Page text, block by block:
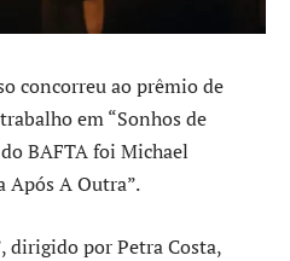
concorreu ao prêmio de
em “Sonhos de
BAFTA foi Michael
Após A Outra”.
dirigido por Petra Costa,